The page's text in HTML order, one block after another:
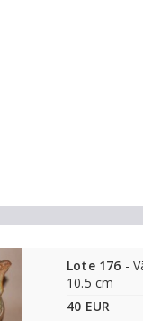
Lote 176 -
10.5 cm
40 EUR